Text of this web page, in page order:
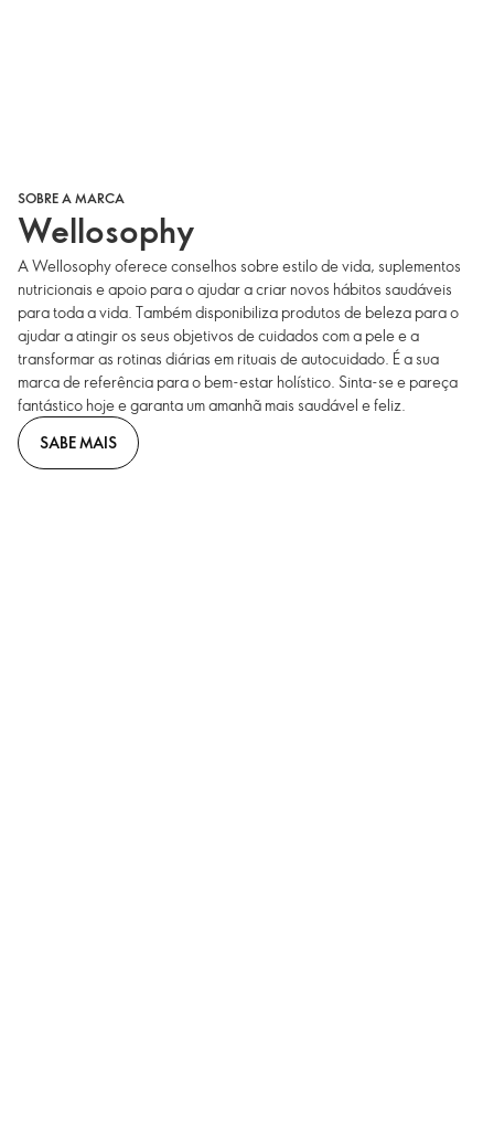
SOBRE A MARCA
Wellosophy
A Wellosophy oferece conselhos sobre estilo de vida, suplementos
nutricionais e apoio para o ajudar a criar novos hábitos saudáveis
para toda a vida. Também disponibiliza produtos de beleza para o
ajudar a atingir os seus objetivos de cuidados com a pele e a
transformar as rotinas diárias em rituais de autocuidado. É a sua
marca de referência para o bem-estar holístico. Sinta-se e pareça
fantástico hoje e garanta um amanhã mais saudável e feliz.
SABE MAIS